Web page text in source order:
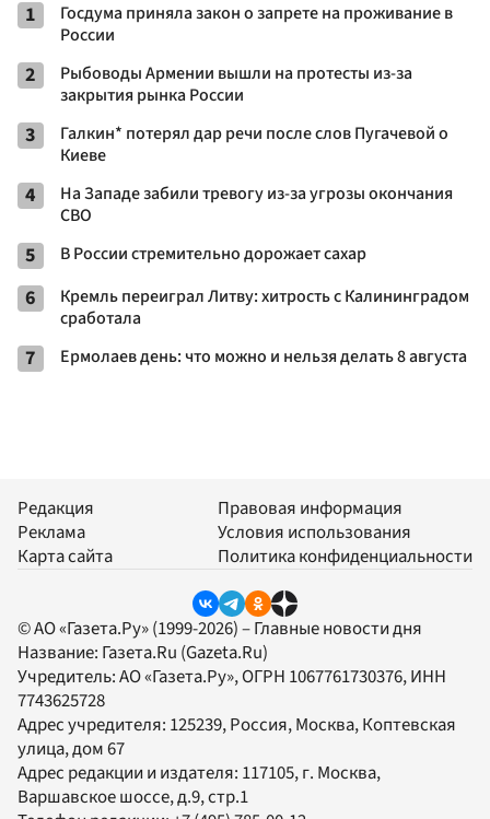
1
Госдума приняла закон о запрете на проживание в
России
2
Рыбоводы Армении вышли на протесты из-за
закрытия рынка России
3
Галкин* потерял дар речи после слов Пугачевой о
Киеве
4
На Западе забили тревогу из-за угрозы окончания
СВО
5 В России стремительно дорожает сахар
6
Кремль переиграл Литву: хитрость с Калининградом
сработала
7 Ермолаев день: что можно и нельзя делать 8 августа
Редакция
Реклама
Карта сайта
Правовая информация
Условия использования
Политика конфиденциальности
© АО «Газета.Ру» (1999-2026) – Главные новости дня
Название: Газета.Ru (Gazeta.Ru)
Учредитель:АО «Газета.Ру», ОГРН 1067761730376, ИНН
7743625728
Адрес учредителя: 125239, Россия, Москва, Коптевская
улица, дом 67
Адрес редакции и издателя: 117105, г. Москва,
Варшавское шоссе, д.9, стр.1